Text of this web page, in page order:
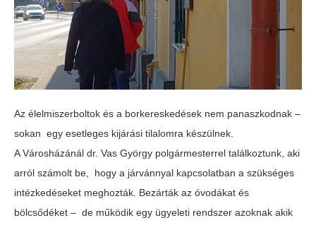
Az élelmiszerboltok és a borkereskedések nem panaszkodnak –
sokan egy esetleges kijárási tilalomra készülnek.
A Városházánál dr. Vas György polgármesterrel találkoztunk, aki
arról számolt be, hogy a járvánnyal kapcsolatban a szükséges
intézkedéseket meghozták. Bezárták az óvodákat és
bölcsődéket – de működik egy ügyeleti rendszer azoknak akik